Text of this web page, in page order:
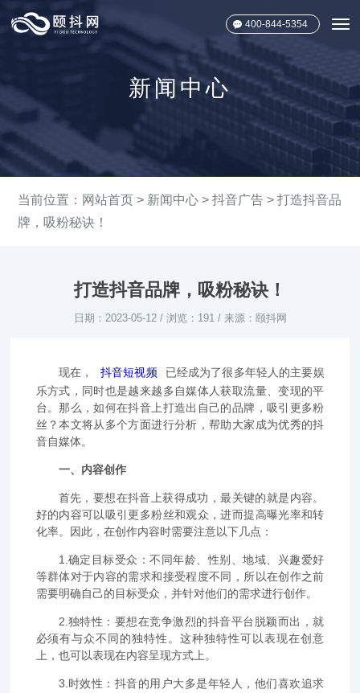
400-844-5354
新闻中心
当前位置： 网站首页 > 新闻中心 >抖音广告 > 打造抖音品
牌，吸粉秘诀！
打造抖音品牌，吸粉秘诀！
日期：2023-05-12 / 浏览：191 / 来源：颐抖网
现在， 抖音短视频
已经成为了很多年轻人的主要娱
乐方式，同时也是越来越多自媒体人获取流量、变现的平
台。那么，如何在抖音上打造出自己的品牌，吸引更多粉
丝？本文将从多个方面进行分析，帮助大家成为优秀的抖
音自媒体。
一、内容创作
首先，要想在抖音上获得成功，最关键的就是内容。
好的内容可以吸引更多粉丝和观众，进而提高曝光率和转
化率。因此，在创作内容时需要注意以下几点：
1.确定目标受众：不同年龄、性别、地域、兴趣爱好
等群体对于内容的需求和接受程度不同，所以在创作之前
需要明确自己的目标受众，并针对他们的需求进行创作。
2.独特性：要想在竞争激烈的抖音平台脱颖而出，就
必须有与众不同的独特性。这种独特性可以表现在创意
上，也可以表现在内容呈现方式上。
3.时效性：抖音的用户大多是年轻人，他们喜欢追求